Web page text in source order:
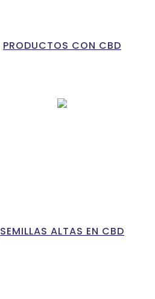
PRODUCTOS CON CBD
SEMILLAS ALTAS EN CBD